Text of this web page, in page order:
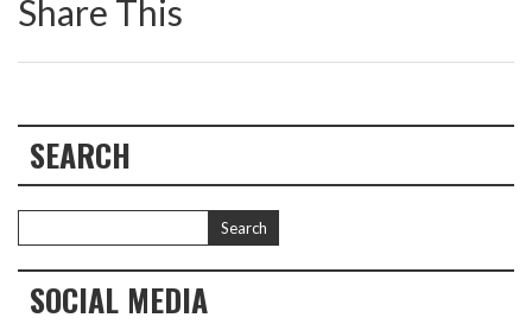
Share This
SEARCH
SOCIAL MEDIA